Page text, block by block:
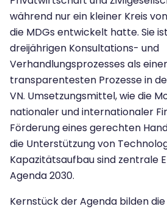
während nur ein kleiner Kreis
die MDGs entwickelt hatte. Sie
dreijährigen Konsultations- und
Verhandlungsprozesses als
transparentesten Prozesse in
VN. Umsetzungsmittel, wie die
nationaler und internationaler
Förderung eines gerechten
die Unterstützung von
Kapazitätsaufbau sind zentrale
Agenda 2030.
Kernstück der Agenda bilden die